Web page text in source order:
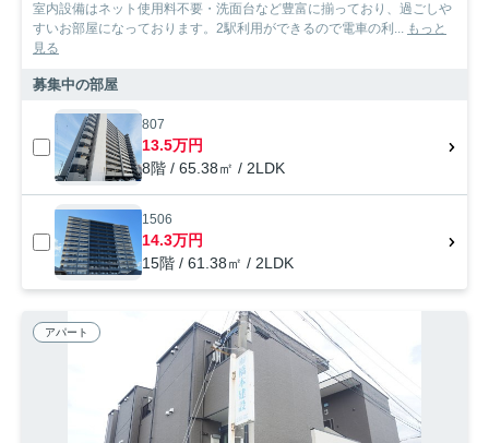
室内設備はネット使用料不要・洗面台など豊富に揃っており、過ごしや
すいお部屋になっております。2駅利用ができるので電車の利... もっと
見る
募集中の部屋
807
13.5万円
8階 / 65.38㎡ / 2LDK
1506
14.3万円
15階 / 61.38㎡ / 2LDK
アパート